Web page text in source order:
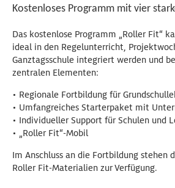
Kostenloses Programm mit vier
Das kostenlose Programm „Roller Fit“
ideal in den Regelunterricht,
Ganztagsschule integriert werden und
zentralen Elementen:
• Regionale Fortbildung für
• Umfangreiches Starterpaket mit
• Individueller Support für Schulen und
• „Roller Fit“-Mobil
Im Anschluss an die Fortbildung stehen
Roller Fit-Materialien zur Verfügung.